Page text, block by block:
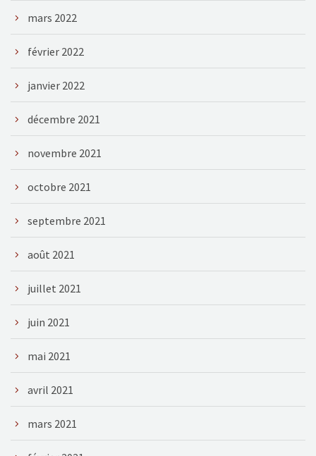
mars 2022
février 2022
janvier 2022
décembre 2021
novembre 2021
octobre 2021
septembre 2021
août 2021
juillet 2021
juin 2021
mai 2021
avril 2021
mars 2021